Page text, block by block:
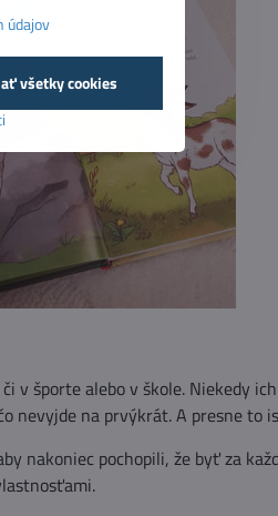
v športe alebo v škole. Niekedy
nevyjde na prvýkrát. A presne to
nakoniec pochopili, že byť za
údajov
všetky cookies